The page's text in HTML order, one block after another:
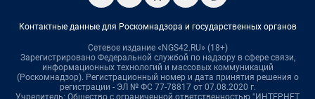
Контактные данные для Роскомнадзора и государственных органов
Сетевое издание «NGS42.RU» (18+)
Зарегистрировано Федеральной службой по надзору в сфере связи,
информационных технологий и массовых коммуникаций
(Роскомнадзор). Регистрационный номер и дата принятия решения о
регистрации - ЭЛ № ФС 77-78817 от 07.08.2020 г.
Учредитель: Общество с ограниченной ответственностью "ИНТЕРНЕТ